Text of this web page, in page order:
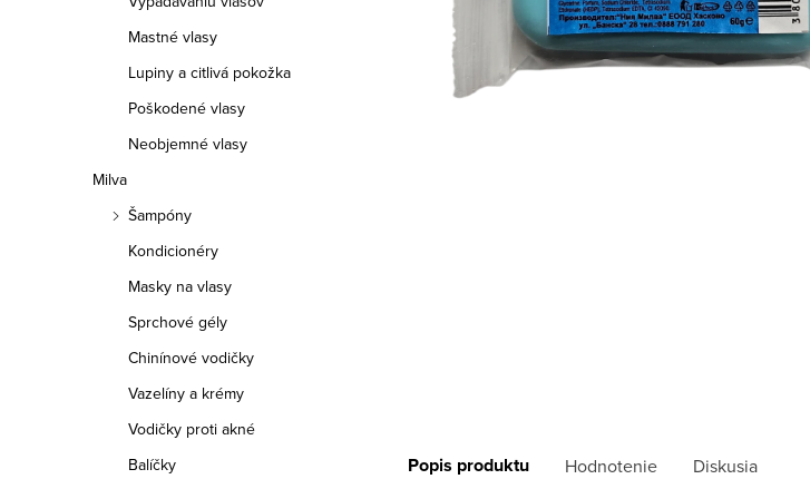
l
Mastné vlasy
Lupiny a citlivá pokožka
Poškodené vlasy
Neobjemné vlasy
Milva
Šampóny
Kondicionéry
Masky na vlasy
Sprchové gély
Chinínové vodičky
Vazelíny a krémy
Vodičky proti akné
Balíčky
Popis produktu Hodnotenie Diskusia